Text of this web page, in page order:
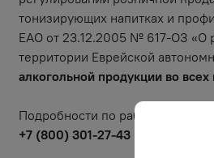
тонизирующих напитках и
ЕАО от 23.12.2005 № 617-ОЗ «О
территории Еврейской
алкогольной продукции во
Подробности по работе
+7 (800) 301-27-43